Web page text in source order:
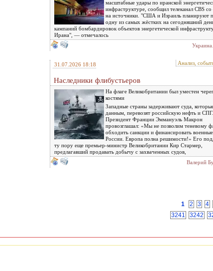
масштабные удары по иранской
инфраструктуре, сообщил телеканал CBS со
на источники. "США и Израиль планируют
одну из самых жёстких на сегодняшний
кампаний бомбардировок объектов энергетической
Ирана", — отмечалось
31.07.2026 18:18 Анализ,
Наследники флибустьеров
На флаге Великобритании был уместен
костями
Западные страны задерживают суда,
данным, перевозят российскую нефть и СПГ.
Президент Франции Эммануэль Макрон
провозглашал: «Мы не позволим теневому
обходить санкции и финансировать
России. Европа полна решимости!» Его
ту пору еще премьер-министр Великобритании Кир Стармер,
предлагавший продавать добычу с захваченных судов,
Валерий
1
2 3 4
3241
3242